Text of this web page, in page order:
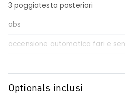
3 poggiatesta posteriori
abs
accensione automatica fari e
airbag frontale conducente e
Optionals inclusi